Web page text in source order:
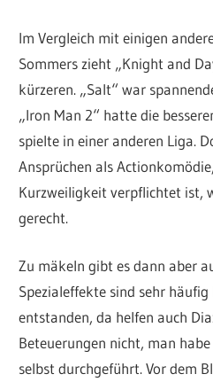
Im Vergleich mit einigen
Sommers zieht „Knight and
kürzeren. „Salt“ war
„Iron Man 2“ hatte die
spielte in einer anderen Liga.
Ansprüchen als
Kurzweiligkeit verpflichtet ist,
gerecht.
Zu mäkeln gibt es dann aber
Spezialeffekte sind sehr
entstanden, da helfen auch
Beteuerungen nicht, man
selbst durchgeführt. Vor dem